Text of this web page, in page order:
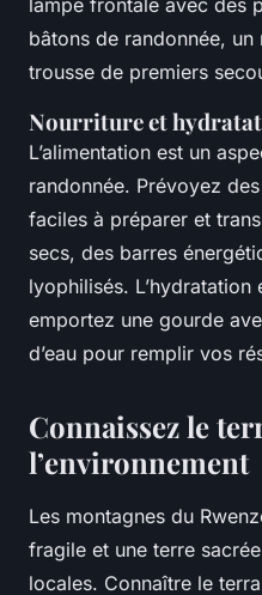
lampe frontale avec des
bâtons de randonnée,
trousse de premiers
Nourriture et
L’alimentation est un
randonnée. Prévoyez des
faciles à préparer et
secs, des barres
lyophilisés.
emportez une gourde
d’eau pour remplir vos
Connaissez le
l’environnement
Les montagnes du
fragile et une terre
locales. Connaître le